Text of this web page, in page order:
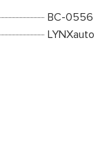
BC-0556
LYNXauto